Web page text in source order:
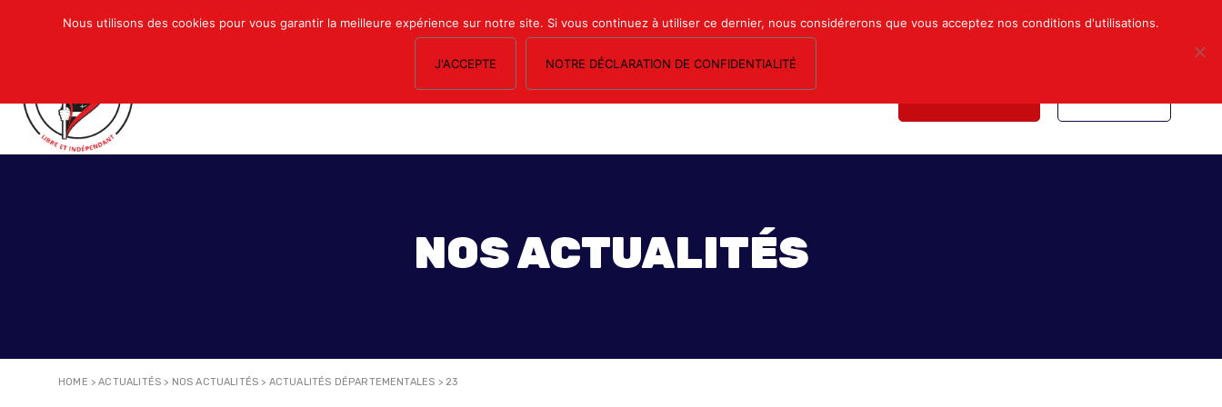
Mon compte Nous contacter
NOS SECTIONS LE MAGAZINE ESPACE ADHÉRENTS FORMATION SYNDICALE
NOS ACTUALITÉS
HOME >ACTUALITÉS > NOS ACTUALITÉS > ACTUALITÉS DÉPARTEMENTALES > 23
Nous utilisons des cookies pour vous garantir la meilleure expérience sur notre site. Si vous continuez à utiliser ce dernier, nous considérerons que vous acceptez nos conditions d'utilisations.
J'ACCEPTE NOTRE DÉCLARATION DE CONFIDENTIALITÉ